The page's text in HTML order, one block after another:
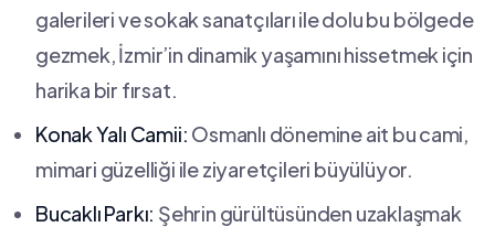
‍galerileri ve sokak sanatçıları ⁢ile⁤ dolu bu bölgede
gezmek, İzmir’in dinamik yaşamını ⁣hissetmek⁤ için
harika bir fırsat.
Konak⁣ Yalı Camii: Osmanlı dönemine ait⁢ bu ⁤cami,
mimari güzelliği ile ziyaretçileri büyülüyor.
Bucaklı Parkı: Şehrin gürültüsünden uzaklaşmak